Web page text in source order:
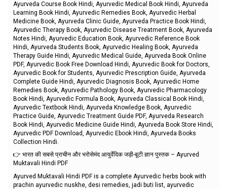
Ayurveda Course Book Hindi, Ayurvedic Medical Book Hindi, Ayurveda
Learning Book Hindi, Ayurvedic Remedies Book, Ayurvedic Herbal
Medicine Book, Ayurveda Clinic Guide, Ayurveda Practice Book Hindi,
Ayurvedic Therapy Book, Ayurvedic Disease Treatment Book, Ayurveda
Notes Hindi, Ayurvedic Education Book, Ayurvedic Reference Book
Hindi, Ayurveda Students Book, Ayurvedic Healing Book, Ayurveda
Therapy Guide Hindi, Ayurvedic Medical Guide, Ayurveda Book Online
PDF, Ayurvedic Book Free Download Hindi, Ayurvedic Book for Doctors,
Ayurvedic Book for Students, Ayurvedic Prescription Guide, Ayurveda
Complete Guide Hindi, Ayurvedic Diagnosis Book, Ayurvedic Home
Remedies Book, Ayurvedic Pathology Book, Ayurvedic Pharmacology
Book Hindi, Ayurvedic Formula Book, Ayurveda Classical Book Hindi,
Ayurvedic Textbook Hindi, Ayurveda Knowledge Book, Ayurvedic
Practice Guide, Ayurvedic Treatment Guide PDF, Ayurveda Research
Book Hindi, Ayurvedic Medicine Guide Hindi, Ayurveda Book Store Hindi,
Ayurvedic PDF Download, Ayurvedic Ebook Hindi, Ayurveda Books
Collection Hindi.
👉 भारत की सबसे प्राचीन और भरोसेमंद आयुर्वेदिक जड़ी-बूटी ज्ञान पुस्तक – Ayurved
Muktavali Hindi PDF
Ayurved Muktavali Hindi PDF is a complete Ayurvedic herbs book with
prachin ayurvedic nuskhe, desi remedies, jadi buti list, ayurvedic